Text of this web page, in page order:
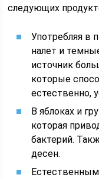
следующих
Употребляя в
налет и
источник
которые
естественно,
В яблоках и
которая
бактерий.
десен.
Естественным